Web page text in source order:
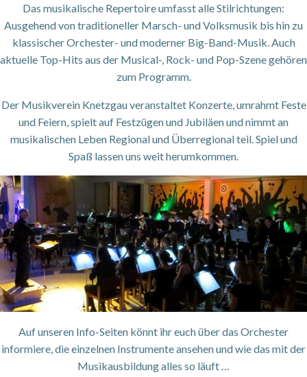
Das musikalische Repertoire umfasst alle Stilrichtungen:
Ausgehend von traditioneller Marsch- und Volksmusik bis hin zu
klassischer Orchester- und moderner Big-Band-Musik. Auch
aktuelle Top-Hits aus der Musical-, Rock- und Pop-Szene gehören
zum Programm.
Der Musikverein Knetzgau veranstaltet Konzerte, umrahmt Feste
und Feiern, spielt auf Festzügen und Jubiläen und nimmt an
musikalischen Leben Regional und Überregional teil. Spiel und
Spaß lassen uns weit herumkommen.
Auf unseren Info-Seiten könnt ihr euch über das Orchester
informiere, die einzelnen Instrumente ansehen und wie das mit der
Musikausbildung alles so läuft …